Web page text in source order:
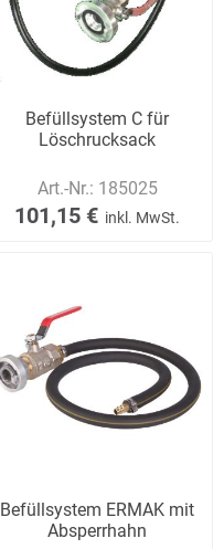
Befüllsystem C für
Löschrucksack
Art.-Nr.: 185025
101,15 € inkl. MwSt.
Befüllsystem ERMAK mit
Absperrhahn